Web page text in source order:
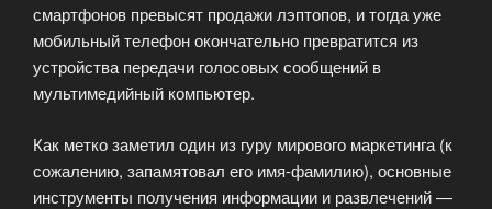
смартфонов превысят продажи лэптопов, и тогда уже
мобильный телефон окончательно превратится из
устройства передачи голосовых сообщений в
мультимедийный компьютер.
Как метко заметил один из гуру мирового маркетинга (к
сожалению, запамятовал его имя-фамилию), основные
инструменты получения информации и развлечений —